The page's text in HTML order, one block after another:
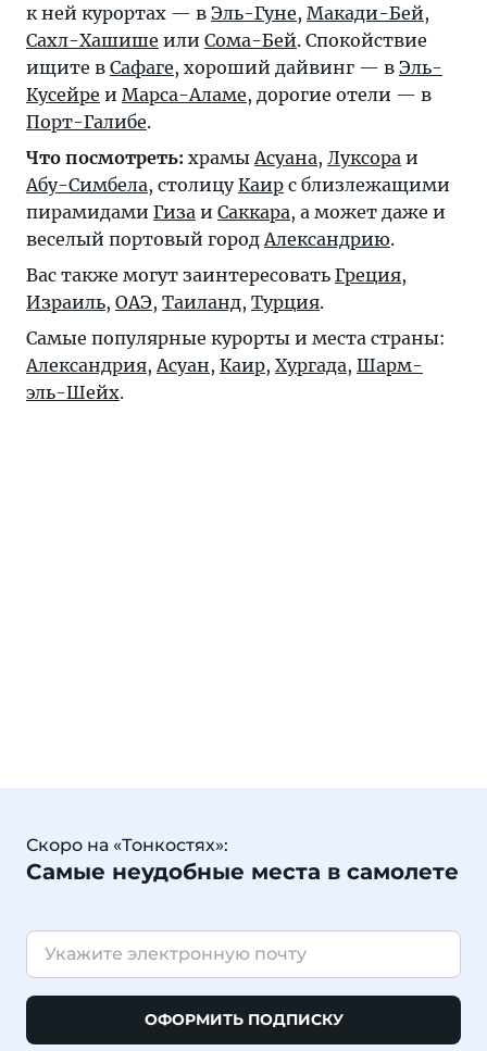
к ней курортах — в Эль-Гуне, Макади-Бей,
Сахл-Хашише или Сома-Бей. Спокойствие
ищите в Сафаге, хороший дайвинг — в Эль-
Кусейре и Марса-Аламе, дорогие отели — в
Порт-Галибе.
Что посмотреть: храмы Асуана, Луксора и
Абу-Симбела, столицуКаир с близлежащими
пирамидами Гиза и Саккара, а может даже и
веселый портовый город Александрию.
Вас также могут заинтересовать Греция,
Израиль, ОАЭ, Таиланд, Турция.
Самые популярные курорты и места страны:
Александрия, Асуан, Каир, Хургада, Шарм-
эль-Шейх.
Скоро на «Тонкостях»:
Самые неудобные места в самолете
ОФОРМИТЬ ПОДПИСКУ